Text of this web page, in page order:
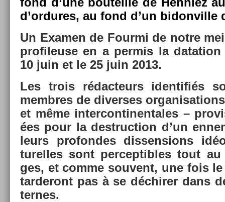
d’or­dures, au fond d’un bi­don­ville
Un Ex­am­en de Four­mi de notre
profileuse en a per­mis la
10 juin et le 25 juin 2013.
Les trois rédac­teurs iden­tifiés
mem­bres de di­ver­ses
et même in­ter­continen­tales –
ées pour la de­struc­tion d’un
leurs pro­fon­des dis­sens­ions
turel­les sont per­cep­tibles tout
ges, et comme souvent, une fois
tar­deront pas à se déchir­er dans
ter­nes.